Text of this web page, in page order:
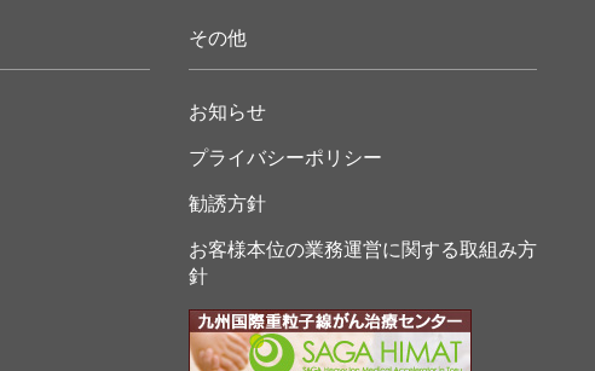
その他
お知らせ
プライバシーポリシー
勧誘方針
お客様本位の業務運営に関する取組み方
針